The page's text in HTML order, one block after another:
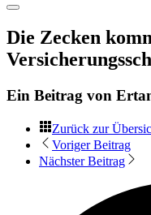
Die Zecken
Ein Beitrag von
Zurück zur
Voriger Beitrag
Nächster Beitrag